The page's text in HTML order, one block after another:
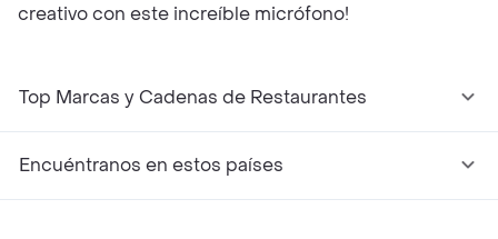
creativo con este increíble micrófono!
Top Marcas y Cadenas de Restaurantes
Encuéntranos en estos países